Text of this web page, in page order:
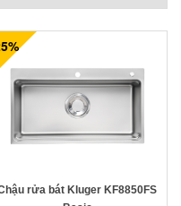
rửa bát Kluger KF8850FS